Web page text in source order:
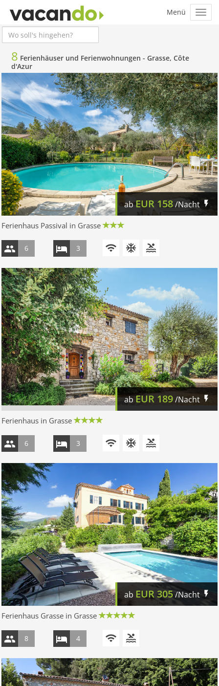
8 Ferienhäuser und Ferienwohnungen - Grasse, Côte
d'Azur
abEUR 158/Nacht
Ferienhaus Passival in Grasse
6 3
abEUR 189/Nacht
Ferienhaus in Grasse
6 3
ab EUR305/Nacht
Ferienhaus Grasse in Grasse
8 4